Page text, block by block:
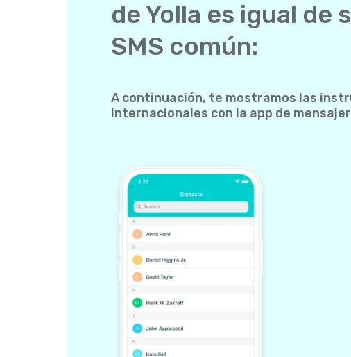
de Yolla es igual de
SMS común:
A continuación, te mostramos las
internacionales con la app de